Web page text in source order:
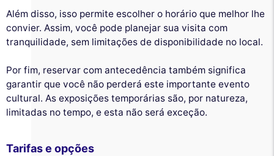
Além disso, isso permite escolher o horário que melhor lhe
convier. Assim, você pode planejar sua visita com
tranquilidade, sem limitações de disponibilidade no local.
Por fim, reservar com antecedência também significa
garantir que você não perderá este importante evento
cultural. As exposições temporárias são, por natureza,
limitadas no tempo, e esta não será exceção.
Tarifas e opções